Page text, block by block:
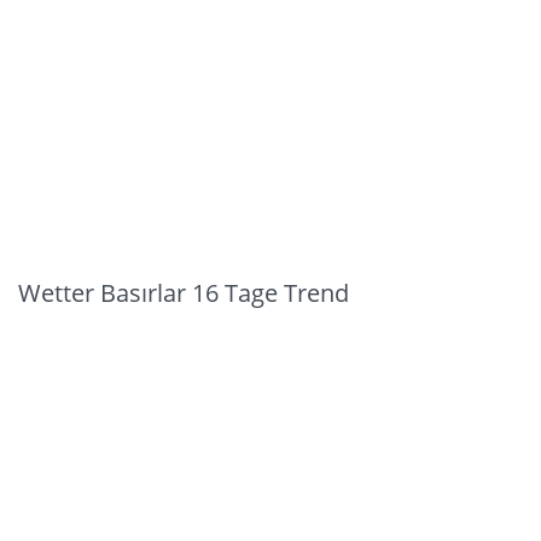
Wetter Basırlar 16 Tage Trend